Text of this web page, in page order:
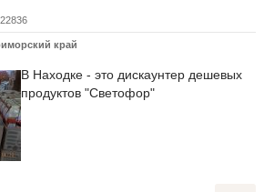
22836
край
В Находке - это дискаунтер дешевых
продуктов "Светофор"